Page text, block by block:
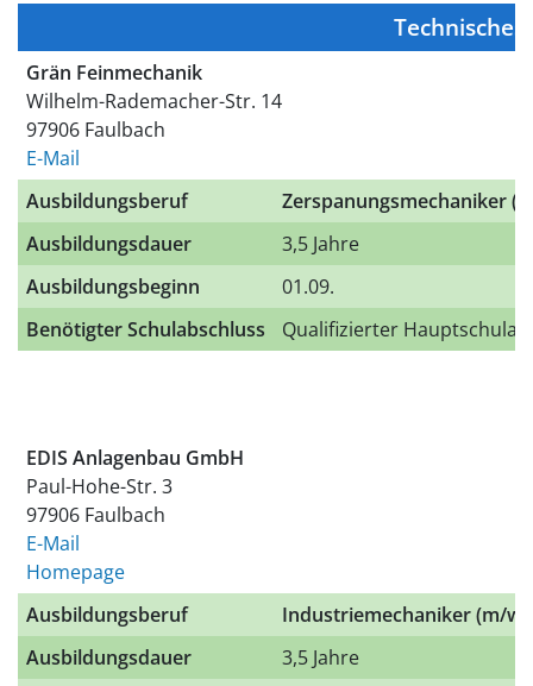
Technisches
Grän Feinmechanik
Wilhelm-Rademacher-Str. 14
97906 Faulbach
E-Mail
Ausbildungsberuf
Zerspanungsmechaniker
Ausbildungsdauer
3,5 Jahre
Ausbildungsbeginn
01.09.
Benötigter Schulabschluss
Qualifizierter
EDIS Anlagenbau GmbH
Paul-Hohe-Str. 3
97906 Faulbach
E-Mail
Homepage
Ausbildungsberuf
Industriemechaniker (m/w/
Ausbildungsdauer
3,5 Jahre